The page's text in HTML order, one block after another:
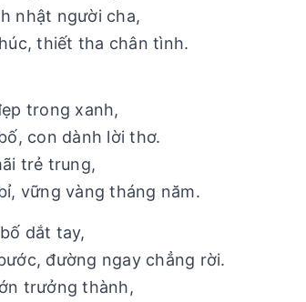
nhật người cha,
thiết tha chân tình.
trong xanh,
con dành lời thơ.
trẻ trung,
vững vàng tháng năm.
dắt tay,
đường ngay chẳng rời.
trưởng thành,